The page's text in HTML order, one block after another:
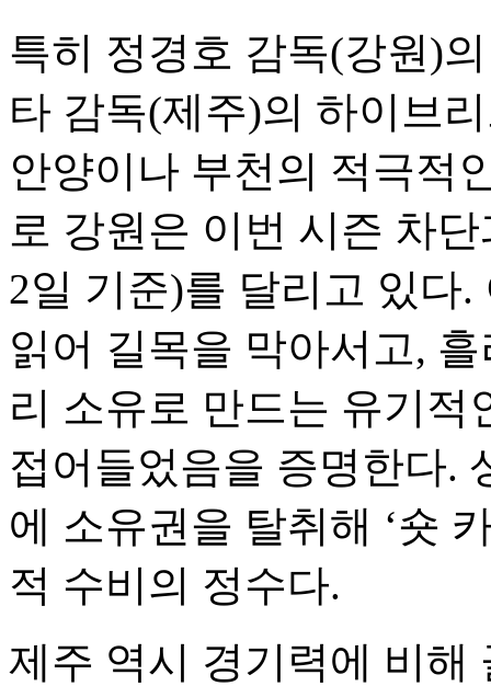
특히 정경호 감독(강원)
타 감독(제주)의 하이브
안양이나 부천의 적극적
로 강원은 이번 시즌 차
2일 기준)를 달리고 있다
읽어 길목을 막아서고,
리 소유로 만드는 유기적
접어들었음을 증명한다.
에 소유권을 탈취해 ‘숏
적 수비의 정수다.
제주 역시 경기력에 비해